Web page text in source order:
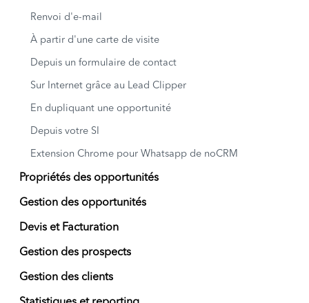
Renvoi d'e-mail
À partir d'une carte de visite
Depuis un formulaire de contact
Sur Internet grâce au Lead Clipper
En dupliquant une opportunité
Depuis votre SI
Extension Chrome pour Whatsapp de noCRM
Propriétés des opportunités
Gestion des opportunités
Devis et Facturation
Gestion des prospects
Gestion des clients